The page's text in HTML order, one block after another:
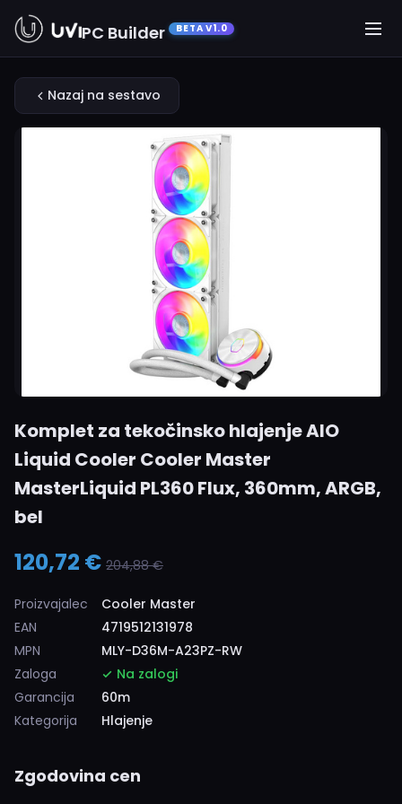
PC Builder BETA V1.0
Nazaj na sestavo
Komplet za tekočinsko hlajenje AIO
Liquid Cooler Cooler Master
MasterLiquid PL360 Flux, 360mm, ARGB,
bel
120,72 € 204,88 €
Proizvajalec
Cooler Master
EAN
4719512131978
MPN
MLY-D36M-A23PZ-RW
Zaloga
Na zalogi
Garancija
60m
Kategorija
Hlajenje
Zgodovina cen